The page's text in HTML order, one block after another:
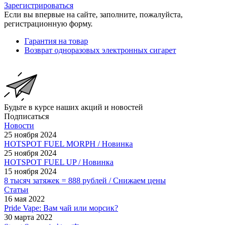
Зарегистрироваться
Если вы впервые на сайте, заполните, пожалуйста,
регистрационную форму.
Гарантия на товар
Возврат одноразовых электронных сигарет
Будьте в курсе наших акций и новостей
Подписаться
Новости
25 ноября 2024
HOTSPOT FUEL MORPH / Новинка
25 ноября 2024
HOTSPOT FUEL UP / Новинка
15 ноября 2024
8 тысяч затяжек = 888 рублей / Снижаем цены
Статьи
16 мая 2022
Pride Vape: Вам чай или морсик?
30 марта 2022